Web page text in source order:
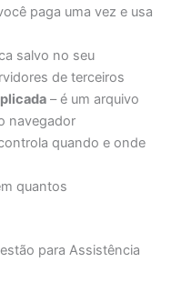
paga uma vez e usa
salvo no seu
de terceiros
– é um arquivo
navegador
quando e onde
quantos
para Assistência